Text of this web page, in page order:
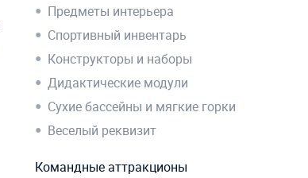
Предметы интерьера
Спортивный инвентарь
Конструкторы и наборы
Дидактические модули
Сухие бассейны и мягкие горки
Веселый реквизит
Командные аттракционы